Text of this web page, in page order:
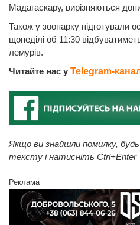
Мадагаскару, вирізняються
Також у зоопарку підготували
щонеділі об 11:30
лемурів.
Читайте нас у Telegram-
Якщо ви знайшли помилку,
тексту і натисніть Ctrl+Enter
Реклама